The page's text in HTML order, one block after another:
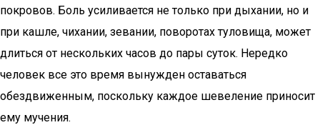
покровов. Боль усиливается не только при дыхании, но и
при кашле, чихании, зевании, поворотах туловища, может
длиться от нескольких часов до пары суток. Нередко
человек все это время вынужден оставаться
обездвиженным, поскольку каждое шевеление приносит
ему мучения.